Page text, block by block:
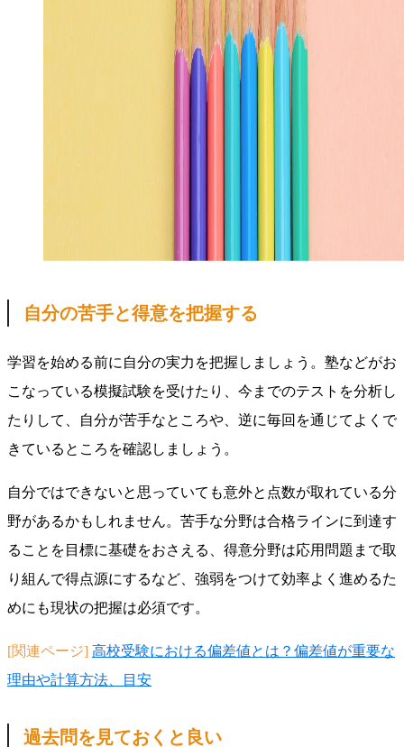
自分の苦手と得意を把握する
学習を始める前に自分の実力を把握しましょう。塾などがお
こなっている模擬試験を受けたり、今までのテストを分析し
たりして、自分が苦手なところや、逆に毎回を通じてよくで
きているところを確認しましょう。
自分ではできないと思っていても意外と点数が取れている分
野があるかもしれません。苦手な分野は合格ラインに到達す
ることを目標に基礎をおさえる、得意分野は応用問題まで取
り組んで得点源にするなど、強弱をつけて効率よく進めるた
めにも現状の把握は必須です。
[関連ページ] 高校受験における偏差値とは？偏差値が重要な
理由や計算方法、目安
過去問を見ておくと良い